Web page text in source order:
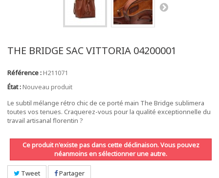
THE BRIDGE SAC VITTORIA 04200001
Référence :H211071
État :Nouveau produit
Le subtil mélange rétro chic de ce porté main The Bridge sublimera
toutes vos tenues. Craquerez-vous pour la qualité exceptionnelle du
travail artisanal florentin ?
Ce produit n'existe pas dans cette déclinaison. Vous pouvez
néanmoins en sélectionner une autre.
Tweet Partager